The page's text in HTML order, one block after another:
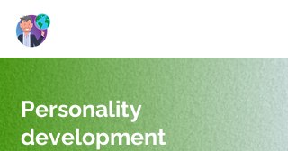
Personality
development